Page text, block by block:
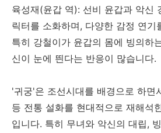
육성재(윤갑 역): 선비 윤갑과 악신
릭터를 소화하며, 다양한 감정 연기
특히 강철이가 윤갑의 몸에 빙의하
신이 눈에 띈다는 반응이 많습니다.
'귀궁'은 조선시대를 배경으로 하면
등 전통 설화를 현대적으로 재해석
입니다. 특히 무녀와 악신의 대립,